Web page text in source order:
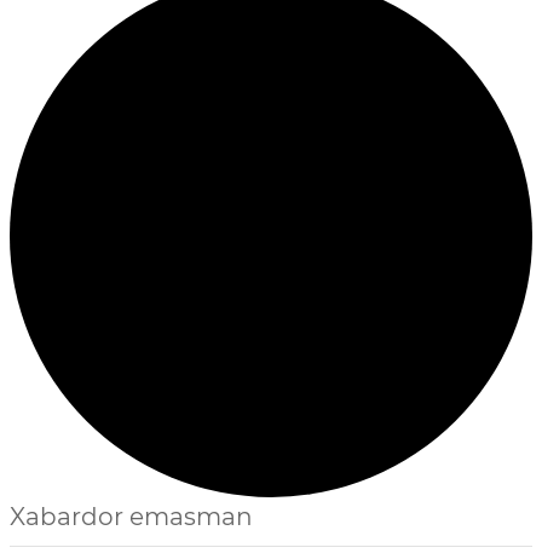
Xabardor emasman